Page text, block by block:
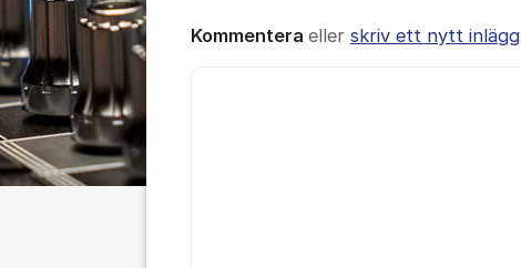
Kommentera eller skriv ett nytt inlägg